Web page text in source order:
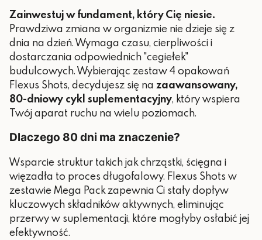
Zainwestuj w fundament, który Cię niesie.
Prawdziwa zmiana w organizmie nie dzieje się z
dnia na dzień. Wymaga czasu, cierpliwości i
dostarczania odpowiednich "cegiełek"
budulcowych. Wybierając zestaw 4 opakowań
Flexus Shots, decydujesz się na zaawansowany,
80-dniowy cykl suplementacyjny, który wspiera
Twój aparat ruchu na wielu poziomach.
Dlaczego 80 dni ma znaczenie?
Wsparcie struktur takich jak chrząstki, ścięgna i
więzadła to proces długofalowy. Flexus Shots w
zestawie Mega Pack zapewnia Ci stały dopływ
kluczowych składników aktywnych, eliminując
przerwy w suplementacji, które mogłyby osłabić jej
efektywność.